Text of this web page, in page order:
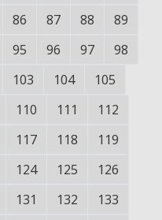
86 87 88
89
95 96 97
98
103 104
105
110 111
112
117 118
119
124 125
126
131 132
133